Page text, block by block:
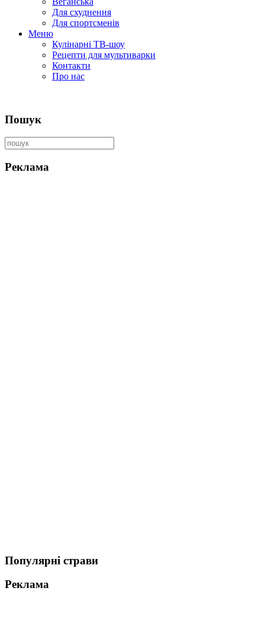
Для схуднення
Для спортсменів
Меню
Кулінарні ТВ-шоу
Рецепти для мультиварки
Контакти
Про нас
Пошук
Реклама
Популярні страви
Реклама